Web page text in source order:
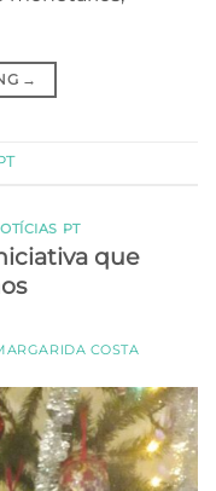
→
PT
que
COSTA